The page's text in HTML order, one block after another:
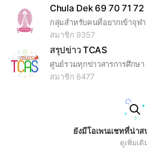
Chula Dek 69 70 71 72
กลุ่มสำหรับคนที่อยากเข้าจุฬ
สมาชิก 9357
สรุปข่าว TCAS
ศูนย์รวมทุกข่าวสารการศึกษ
สมาชิก 6477
ยังมีโอเพนแชทที่น่าส
ดูเพิ่มเติ